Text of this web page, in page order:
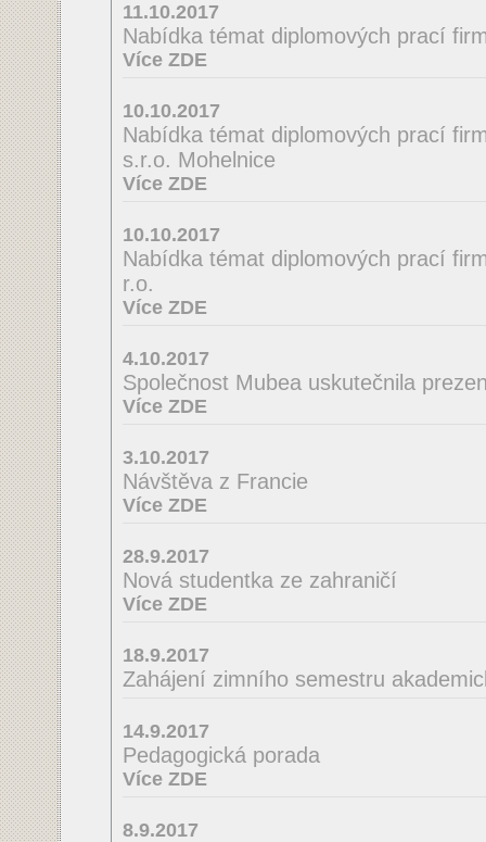
11.10.2017
Nabídka témat diplomových prací
Více ZDE
10.10.2017
Nabídka témat diplomových prací
s.r.o. Mohelnice
Více ZDE
10.10.2017
Nabídka témat diplomových prací
r.o.
Více ZDE
4.10.2017
Společnost Mubea uskutečnila
Více ZDE
3.10.2017
Návštěva z Francie
Více ZDE
28.9.2017
Nová studentka ze zahraničí
Více ZDE
18.9.2017
Zahájení zimního semestru
14.9.2017
Pedagogická porada
Více ZDE
8.9.2017